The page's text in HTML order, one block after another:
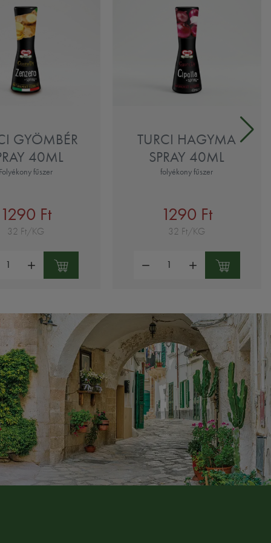
GYÖMBÉR
40ML
fűszer
1290 Ft
32 Ft/KG
TURCI HAGYMA
SPRAY 40ML
folyékony fűszer
1290 Ft
32 Ft/KG